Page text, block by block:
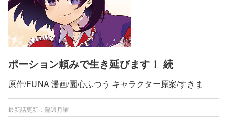
ポーション頼みで生き延びます！ 続
原作/FUNA 漫画/園心ふつう キャラクター原案/すきま
最新話更新：隔週月曜